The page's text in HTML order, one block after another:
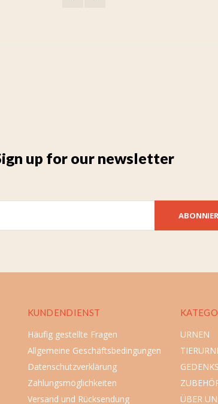
up for our newsletter
KUNDENDIENST
Häufig gestellte Fragen
Allgemeine Geschäftsbedingungen
Datenschutzverklärung
Zahlungsmöglichkeiten
Versand und Rücksendung
URNEN
ÜBER